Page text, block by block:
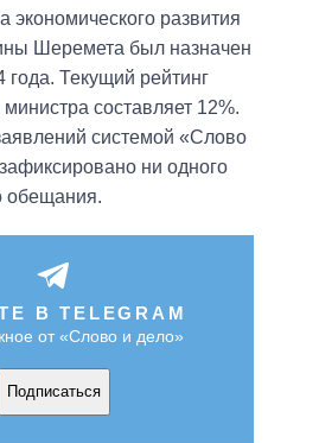
экономического развития
Шеремета был назначен
Текущий рейтинг
министра составляет 12%.
системой «Слово
ни одного
обещания.
В TELEGRAM
от «Слово и дело»
Подписаться